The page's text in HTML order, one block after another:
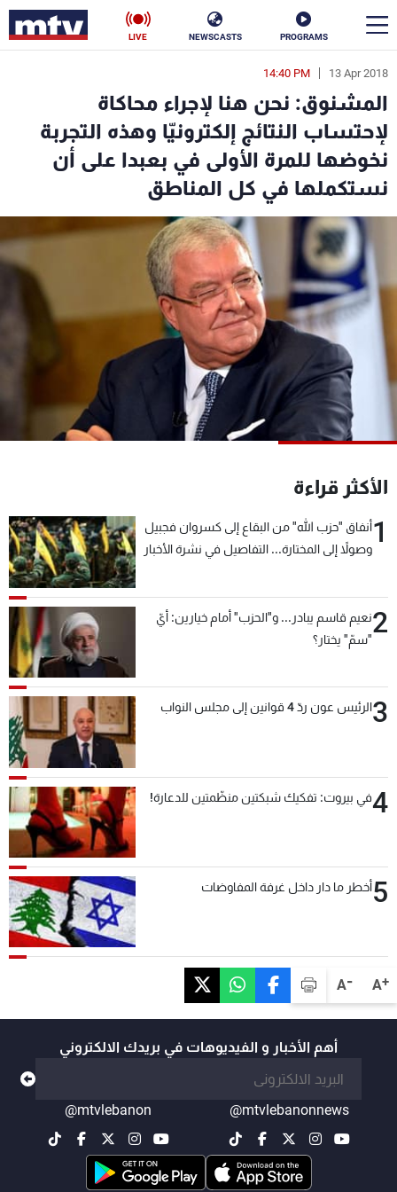
PROGRAMS
NEWSCASTS
LIVE
A+
A-
13 Apr 2018
14:40 PM
المشنوق: نحن هنا لإجراء محاكاة
لإحتساب النتائج إلكترونيّا وهذه التجربة
نخوضها للمرة الأولى في بعبدا على أن
نستكملها في كل المناطق
الأكثر قراءة
1أنفاق "حزب الله" من البقاع إلى كسروان فجبيل
وصولاً إلى المختارة... التفاصيل في نشرة الأخبار
2نعيم قاسم يبادر... و"الحزب" أمام خيارين: أيّ
"سمّ" يختار؟
3الرئيس عون ردّ 4 قوانين إلى مجلس النواب
4في بيروت: تفكيك شبكتين منظّمتين للدعارة!
5أخطر ما دار داخل غرفة المفاوضات
أهم الأخبار و الفيديوهات في بريدك الالكتروني
@mtvlebanonnews
@mtvlebanon
en
الأخبار
سياسة ناس
منوعات رياضة
كأس العالم
البرامج
جدول البرامج
شاهد البرامج
الترددات
عن MTV
الإنـتـاج
لاعلاناتكم
شروط الإسـتخدام
سياسة الخصوصية